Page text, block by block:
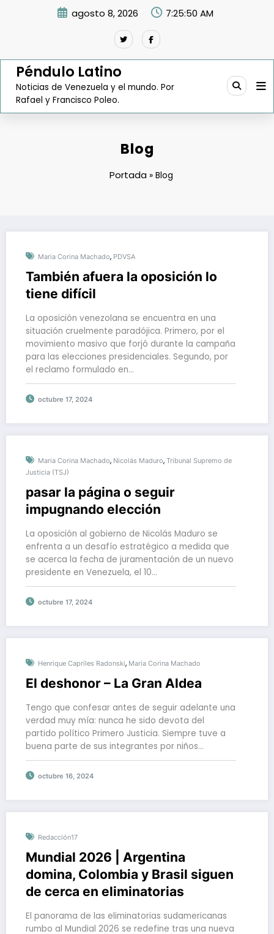
agosto 8, 2026 7:25:51 AM
Péndulo Latino
Noticias de Venezuela y el mundo. Por
Rafael y Francisco Poleo.
Blog
Portada» Blog
Maria Corina Machado, PDVSA
También afuera la oposición lo
tiene difícil
La oposición venezolana se encuentra en una
situación cruelmente paradójica. Primero, por el
movimiento masivo que forjó durante la campaña
para las elecciones presidenciales. Segundo, por
el reclamo formulado en…
octubre 17, 2024
Maria Corina Machado, Nicolás Maduro, Tribunal Supremo de
Justicia (TSJ)
pasar la página o seguir
impugnando elección
La oposición al gobierno de Nicolás Maduro se
enfrenta a un desafío estratégico a medida que
se acerca la fecha de juramentación de un nuevo
presidente en Venezuela, el 10…
octubre 17, 2024
Henrique Capriles Radonski, Maria Corina Machado
El deshonor – La Gran Aldea
Tengo que confesar antes de seguir adelante una
verdad muy mía: nunca he sido devota del
partido político Primero Justicia. Siempre tuve a
buena parte de sus integrantes por niños…
octubre 16, 2024
Redacción17
Mundial 2026 | Argentina
domina, Colombia y Brasil siguen
de cerca en eliminatorias
El panorama de las eliminatorias sudamericanas
rumbo al Mundial 2026 se redefine tras una nueva